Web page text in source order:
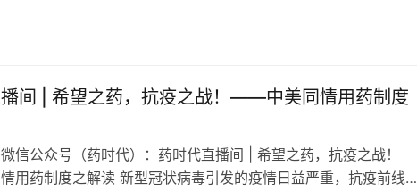
间 | 希望之药，抗疫之战！——中美同情用药制度
信公众号（药时代）：药时代直播间 | 希望之药，抗疫之战！
药制度之解读 新型冠状病毒引发的疫情日益严重，抗疫前线十